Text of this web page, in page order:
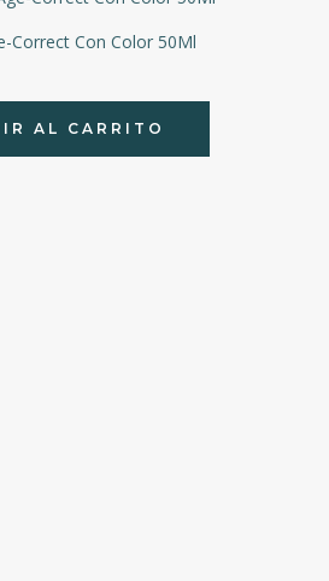
Correct Con Color 50Ml
AL CARRITO